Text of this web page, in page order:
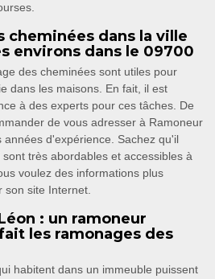
cheminées dans la ville
environs dans le 09700
des cheminées sont utiles pour
dans les maisons. En fait, il est
à des experts pour ces tâches. De
de vous adresser à Ramoneur
d'expérience. Sachez qu'il
très abordables et accessibles à
voulez des informations plus
son site Internet.
: un ramoneur
les ramonages des
habitent dans un immeuble puissent